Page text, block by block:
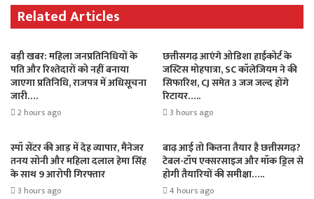
Related Articles
बड़ी खबर: महिला जनप्रतिनिधियों के
पति और रिश्तेदारों को नहीं बनाया
जाएगा प्रतिनिधि, राजपत्र में अधिसूचना
जारी….
2 hours ago
छत्तीसगढ़ आएंगे ओडिशा हाईकोर्ट के
जस्टिस मोहपात्रा, SC कॉलेजियम ने की
सिफारिश, CJ समेत 3 जज जल्द होंगे
रिटायर…..
3 hours ago
स्पॉ सेंटर की आड़ में देह व्यापार, मैनेजर
तनय सोनी और महिला दलाल हेमा सिंह
के साथ 9 आरोपी गिरफ्तार
3 hours ago
बाढ़ आई तो कितना तैयार है छत्तीसगढ़?
टेबल-टॉप एक्सरसाइज और मॉक ड्रिल से
होगी तैयारियों की समीक्षा…..
4 hours ago